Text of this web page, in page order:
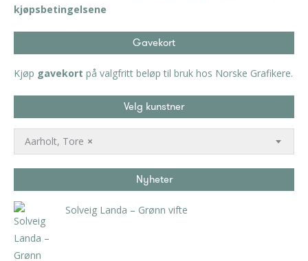
kjøpsbetingelsene
Gavekort
Kjøp gavekort på valgfritt beløp til bruk hos Norske Grafikere.
Velg kunstner
×
Aarholt, Tore
Nyheter
Solveig Landa – Grønn vifte